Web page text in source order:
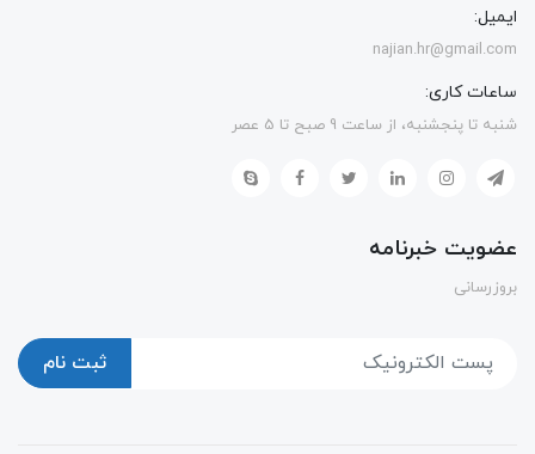
ایمیل:
najian.hr@gmail.com
ساعات کاری:
شنبه تا پنجشنبه، از ساعت 9 صبح تا 5 عصر
عضویت خبرنامه
بروزرسانی
ثبت نام